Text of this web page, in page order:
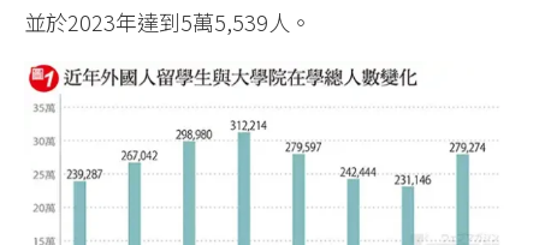
並於2023年達到5萬5,539人。